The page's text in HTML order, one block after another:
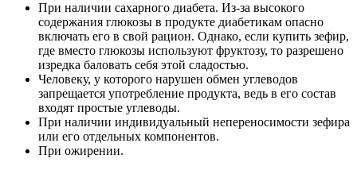
При наличии сахарного диабета. Из-за высокого
содержания глюкозы в продукте диабетикам опасно
включать его в свой рацион. Однако, если купить зефир,
где вместо глюкозы используют фруктозу, то разрешено
изредка баловать себя этой сладостью.
Человеку, у которого нарушен обмен углеводов
запрещается употребление продукта, ведь в его состав
входят простые углеводы.
При наличии индивидуальный непереносимости зефира
или его отдельных компонентов.
При ожирении.